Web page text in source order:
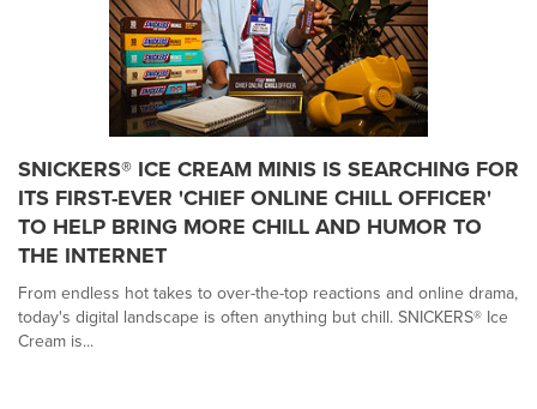
SNICKERS® ICE CREAM MINIS IS SEARCHING FOR
ITS FIRST-EVER 'CHIEF ONLINE CHILL OFFICER'
TO HELP BRING MORE CHILL AND HUMOR TO
THE INTERNET
From endless hot takes to over-the-top reactions and online drama,
today's digital landscape is often anything but chill. SNICKERS® Ice
Cream is...